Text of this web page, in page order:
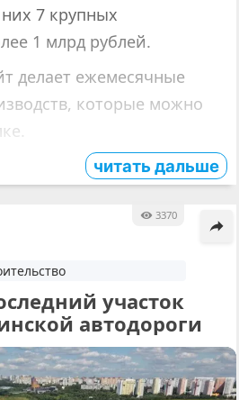
7 крупных
1 млрд рублей.
делает ежемесячные
которые можно
читать дальше
3370
участок
автодороги